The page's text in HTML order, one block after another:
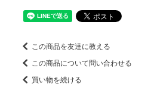
この商品を友達に教える
この商品について問い合わせる
買い物を続ける